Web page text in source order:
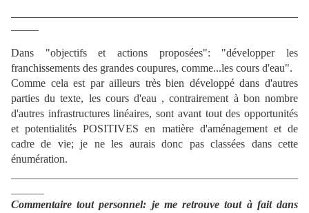
Dans "objectifs et actions proposées": "développer les
franchissements des grandes coupures, comme...les cours d'eau".
Comme cela est par ailleurs très bien développé dans d'autres
parties du texte, les cours d'eau , contrairement à bon nombre
d'autres infrastructures linéaires, sont avant tout des opportunités
et potentialités POSITIVES en matière d'aménagement et de
cadre de vie; je ne les aurais donc pas classées dans cette
énumération.
Commentaire tout personnel: je me retrouve tout à fait dans